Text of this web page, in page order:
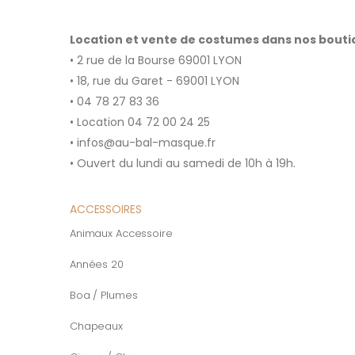
Location et vente de costumes dans nos
• 2 rue de la Bourse 69001 LYON
• 18, rue du Garet - 69001 LYON
• 04 78 27 83 36
• Location 04 72 00 24 25
• infos@au-bal-masque.fr
• Ouvert du lundi au samedi de 10h à 19h.
ACCESSOIRES
Animaux Accessoire
Années 20
Boa / Plumes
Chapeaux